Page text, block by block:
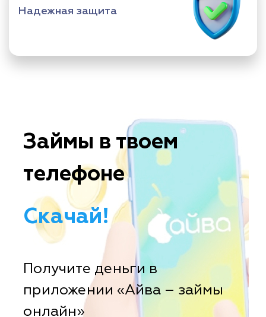
Надежная защита
Займы в твоем
телефоне
Скачай!
Получите деньги в
приложении «Айва – займы
онлайн»